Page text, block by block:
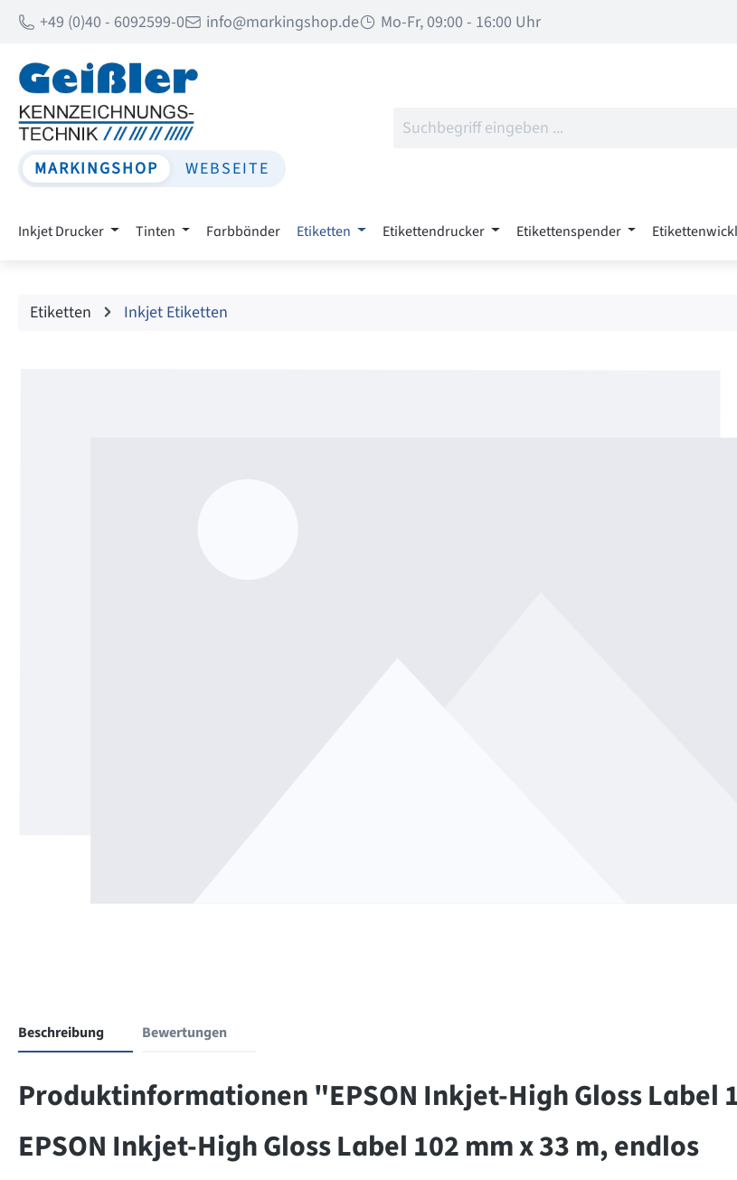
Hauptinhalt springen
Zur Suche springen
Zur Hauptnavigation springen
+49 (0)40 - 6092599-0 info@markingshop.de Mo-Fr, 09:00 - 16:00 Uhr
MARKINGSHOP WEBSEITE
Inkjet Drucker Tinten Farbbänder Etiketten Etikettendrucker Etikettenspender
Etiketten Inkjet Etiketten
Beschreibung Bewertungen
Produktinformationen "EPSON Inkjet-High Gloss Label
EPSON Inkjet-High Gloss Label 102 mm x 33 m, endlos